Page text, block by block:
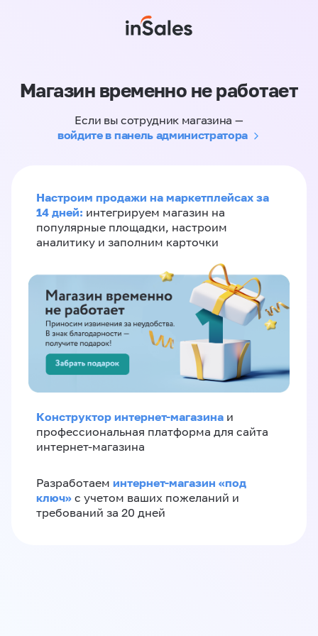
Магазин временно не работает
Если вы сотрудник магазина —
войдите в панель администратора
Настроим продажи на маркетплейсах за
14 дней: интегрируем магазин на
популярные площадки, настроим
аналитику и заполним карточки
Конструктор интернет-магазина и
профессиональная платформа для сайта
интернет-магазина
Разработаем интернет-магазин «‎под
ключ»‎ с учетом ваших пожеланий и
требований за 20 дней